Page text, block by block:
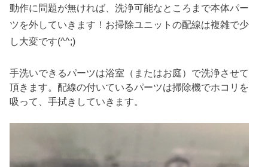
動作に問題が無ければ、洗浄可能なところまで本体パー
ツを外していきます！お掃除ユニットの配線は複雑で少
し大変です(^^;)
手洗いできるパーツは浴室（またはお庭）で洗浄させて
頂きます。配線の付いているパーツは掃除機でホコリを
吸って、手拭きしていきます。